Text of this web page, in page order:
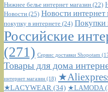
Нижнее белье интернет магазин (22)
Новости (25) Новости интернет
покупку в интернете (24) Покупки
Российские
(271) Сервис доставки Shopotam
Товары для дома
интернет магазин (18)
★LACYWEAR (34) ★LAMODA